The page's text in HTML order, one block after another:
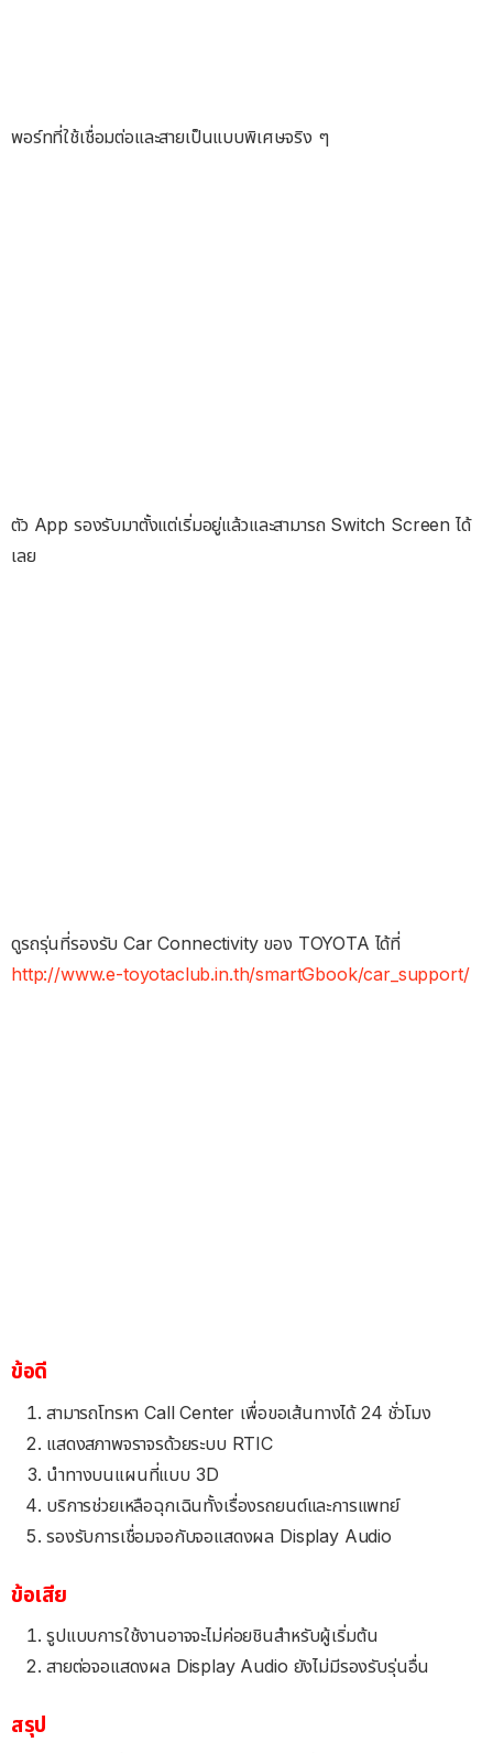
พอร์ทที่ใช้เชื่อมต่อและสายเป็นแบบพิเศษจริง ๆ
ตัว App รองรับมาตั้งแต่เริ่มอยู่แล้วและสามารถ Switch Screen ได้
เลย
ดูรถรุ่นที่รองรับ Car Connectivity ของ TOYOTA ได้ที่
http://www.e-toyotaclub.in.th/smartGbook/car_support/
ข้อดี
สามารถโทรหา Call Center เพื่อขอเส้นทางได้ 24 ชั่วโมง
แสดงสภาพจราจรด้วยระบบ RTIC
นำทางบนแผนที่แบบ 3D
บริการช่วยเหลือฉุกเฉินทั้งเรื่องรถยนต์และการแพทย์
รองรับการเชื่อมจอกับจอแสดงผล Display Audio
ข้อเสีย
รูปแบบการใช้งานอาจจะไม่ค่อยชินสำหรับผู้เริ่มต้น
สายต่อจอแสดงผล Display Audio ยังไม่มีรองรับรุ่นอื่น
สรุป